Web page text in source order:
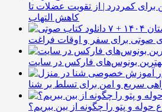
برای کمردرد | از تقویت عضلات تا
کاهش التهاب
۷ کتاب صوتی برای تابستان ۱۴۰۴ +
صوتی برای سفر و اوقات فراغت
سریع و امن برای تسلط بر شنا
حوله و پتو را چگونه از بین ببریم؟